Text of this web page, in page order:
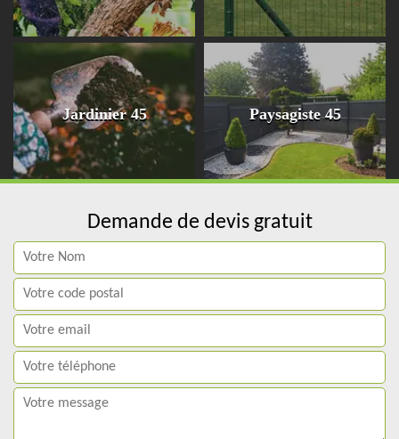
Jardinier 45 Paysagiste 45
Demande de devis gratuit